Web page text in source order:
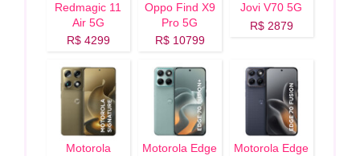
Redmagic 11
Air 5G
R$ 4299
Oppo Find X9
Pro 5G
R$ 10799
Jovi V70 5G
R$ 2879
Motorola
Motorola Edge
Motorola Edge